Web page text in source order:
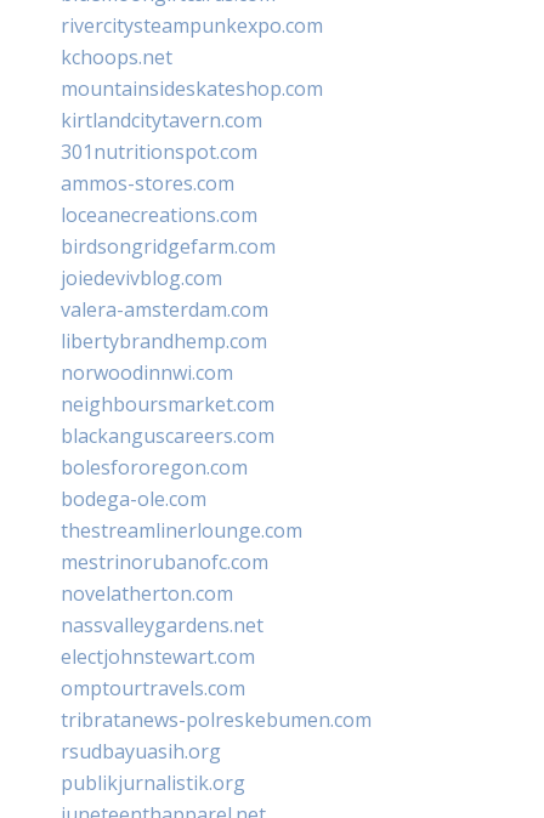
rivercitysteampunkexpo.com
kchoops.net
mountainsideskateshop.com
kirtlandcitytavern.com
301nutritionspot.com
ammos-stores.com
loceanecreations.com
birdsongridgefarm.com
joiedevivblog.com
valera-amsterdam.com
libertybrandhemp.com
norwoodinnwi.com
neighboursmarket.com
blackanguscareers.com
bolesfororegon.com
bodega-ole.com
thestreamlinerlounge.com
mestrinorubanofc.com
novelatherton.com
nassvalleygardens.net
electjohnstewart.com
omptourtravels.com
tribratanews-polreskebumen.com
rsudbayuasih.org
publikjurnalistik.org